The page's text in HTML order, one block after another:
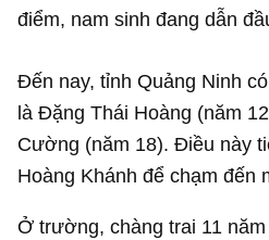
điểm, nam sinh đang dẫn
Đến nay, tỉnh Quảng Ninh
là Đặng Thái Hoàng (năm
Cường (năm 18). Điều này
Hoàng Khánh để chạm đến
Ở trường, chàng trai 11